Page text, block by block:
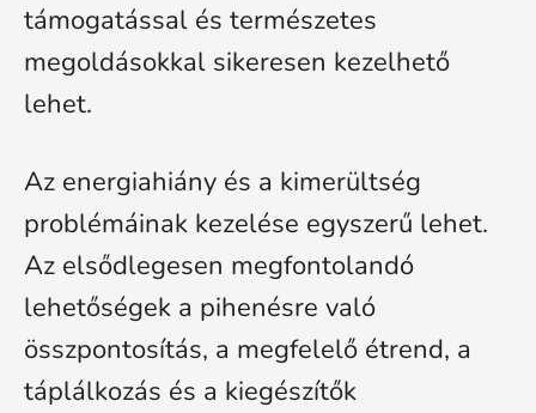
támogatással és természetes
megoldásokkal sikeresen kezelhető
lehet.
Az energiahiány és a kimerültség
problémáinak kezelése egyszerű lehet.
Az elsődlegesen megfontolandó
lehetőségek a pihenésre való
összpontosítás, a megfelelő étrend, a
táplálkozás és a kiegészítők